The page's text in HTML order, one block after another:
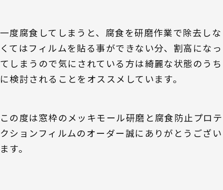
一度腐食してしまうと、腐食を研磨作業で除去しな
くてはフィルムを貼る事ができない分、割高になっ
てしまうので気にされている方は綺麗な状態のうち
に検討されることをオススメしています。
この度は窓枠のメッキモール研磨と腐食防止プロテ
クションフィルムのオーダー誠にありがとうござい
ます。